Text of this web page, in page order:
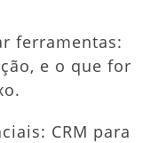
ferramentas:
e o que for
CRM para